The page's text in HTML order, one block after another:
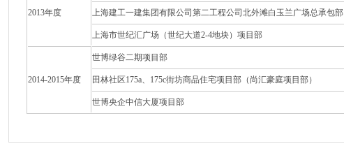
2013年度 上海建工一建集团有限公司第二工程公司北外滩白玉兰广场总承包部
上海市世纪汇广场（世纪大道2-4地块）项目部
2014-2015年度
世博绿谷二期项目部
田林社区175a、175c街坊商品住宅项目部（尚汇豪庭项目部）
世博央企中信大厦项目部